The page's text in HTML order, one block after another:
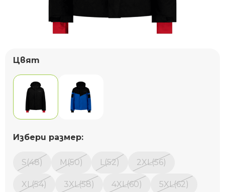
Цвят
Избери размер:
S(48) M(50) L(52) 2XL(56)
XL(54) 3XL(58) 4XL(60) 5XL(62)